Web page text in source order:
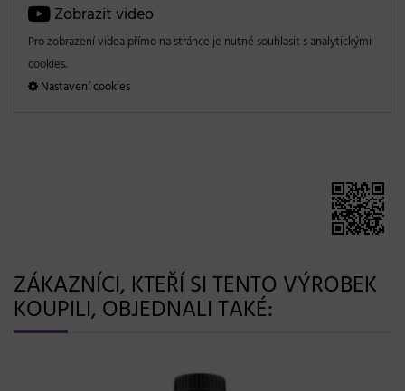
Zobrazit video
Pro zobrazení videa přímo na stránce je nutné souhlasit s analytickými
cookies.
Nastavení cookies
ZÁKAZNÍCI, KTEŘÍ SI TENTO VÝROBEK
KOUPILI, OBJEDNALI TAKÉ: